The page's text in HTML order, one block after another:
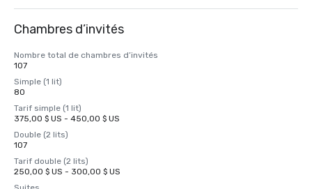
Chambres d’invités
Nombre total de chambres d’invités
107
Simple (1 lit)
80
Tarif simple (1 lit)
375,00 $ US - 450,00 $ US
Double (2 lits)
107
Tarif double (2 lits)
250,00 $ US - 300,00 $ US